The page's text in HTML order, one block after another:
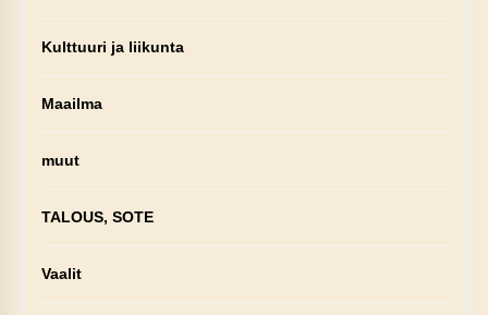
Kulttuuri ja liikunta
Maailma
muut
TALOUS, SOTE
Vaalit